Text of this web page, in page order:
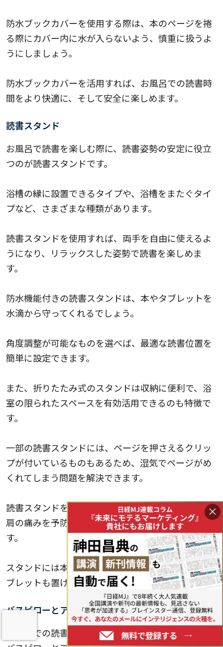
防水ブックカバーを使用する際は、本のページを捲
る際にカバー内に水が入らないよう、慎重に扱うよ
うにしましょう。
防水ブックカバーを活用すれば、お風呂での読書時
間をより快適に、そして安全に楽しめます。
読書スタンド
お風呂で読書を楽しむ際に、読書姿勢の安定に役立
つのが読書スタンドです。
浴槽の縁に設置できるタイプや、浴槽をまたぐタイ
プなど、さまざまな種類があります。
読書スタンドを使用すれば、両手を自由に使えるよ
うになり、リラックスした姿勢で読書を楽しめま
す。
防水機能付きの読書スタンドは、本やタブレットを
水滴から守ってくれるでしょう。
角度調整が可能なものを選べば、最適な読書位置を
簡単に設定できます。
また、折りたたみ式のスタンドは収納に便利で、浴
室の限られたスペースを有効活用できるのも特徴で
す。
一部の読書スタンドには、ページを押さえるクリッ
プが付いているものもあるため、湿気でページがめ
くれてしまう問題を解決できます。
読書スタンドを使用すれば、姿勢の悪さによる首や
肩の痛みを予防し、長時間の読書も快適に楽しめま
す。
スタンドには本だけではなく、スマートフォンやタ
ブレットも置けるタイプもあります。
バスピローとアロマキャンドル
お風呂での読書をより快適にするアイテムとして、
×